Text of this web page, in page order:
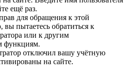
ещё раз.
для обращения к этой
пытаетесь обратиться к
или к другим
функциям.
отключил вашу учётную
на сайте.